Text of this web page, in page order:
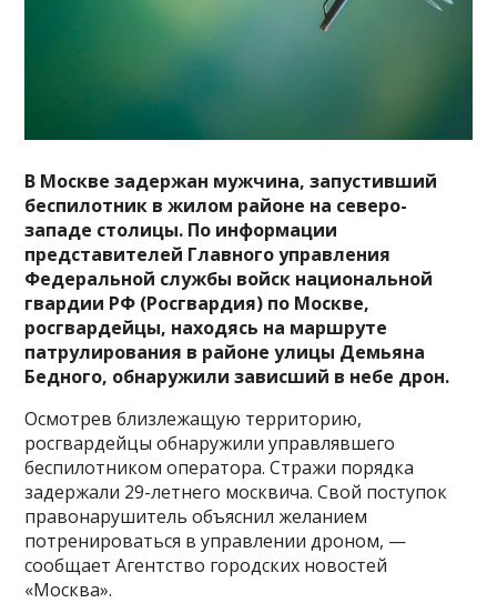
В Москве задержан мужчина, запустивший
беспилотник в жилом районе на северо-
западе столицы. По информации
представителей Главного управления
Федеральной службы войск национальной
гвардии РФ (Росгвардия) по Москве,
росгвардейцы, находясь на маршруте
патрулирования в районе улицы Демьяна
Бедного, обнаружили зависший в небе дрон.
Осмотрев близлежащую территорию,
росгвардейцы обнаружили управлявшего
беспилотником оператора. Стражи порядка
задержали 29-летнего москвича. Свой поступок
правонарушитель объяснил желанием
потренироваться в управлении дроном, —
сообщает Агентство городских новостей
«Москва».